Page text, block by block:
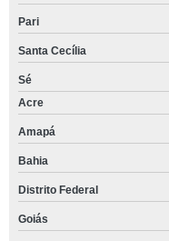
Pari
Santa Cecília
Sé
Acre
Amapá
Bahia
Distrito Federal
Goiás